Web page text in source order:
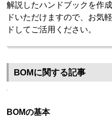
解説したハンドブックを作
ドいただけますので、お気
ドしてご活用ください。
BOMに関する記事
BOMの基本